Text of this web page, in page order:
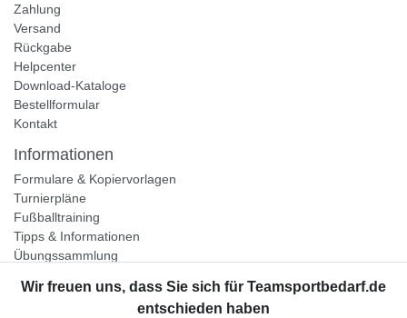
Zahlung
Versand
Rückgabe
Helpcenter
Download-Kataloge
Bestellformular
Kontakt
Informationen
Formulare & Kopiervorlagen
Turnierpläne
Fußballtraining
Tipps & Informationen
Übungssammlung
Unternehmen